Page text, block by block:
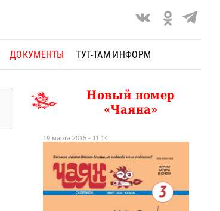
ДОКУМЕНТЫ ТУТ-ТАМ ИНФОРМ
Новый номер
«Чаяна»
19 марта 2015 - 11:14